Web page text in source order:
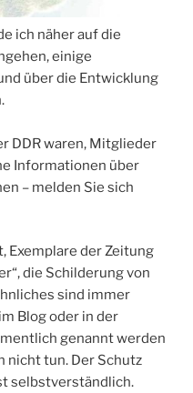
ich näher auf die
einige
über die Entwicklung
DDR waren, Mitglieder
Informationen über
– melden Sie sich
Exemplare der Zeitung
die Schilderung von
sind immer
Blog oder in der
genannt werden
nicht tun. Der Schutz
selbstverständlich.